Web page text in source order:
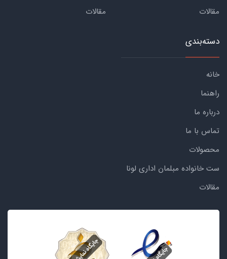
مقالات
مقالات
دسته‌بندی
خانه
راهنما
درباره ما
تماس با ما
محصولات
ست خانواده مبلمان اداری لونا
مقالات